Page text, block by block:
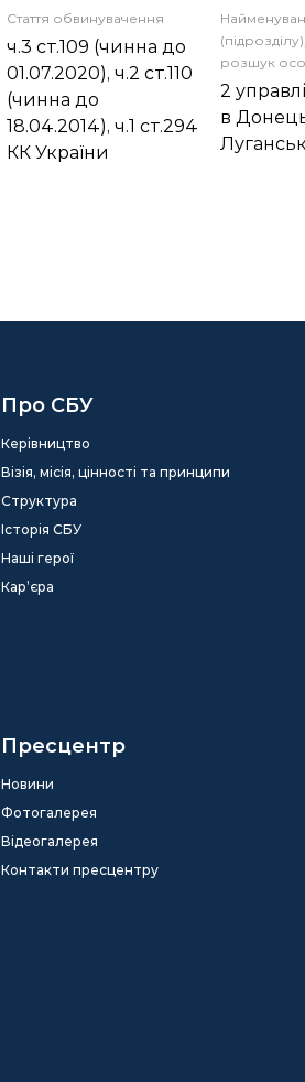
Стаття обвинувачення
ч.3 ст.109 (чинна до
01.07.2020), ч.2 ст.110
(чинна до
18.04.2014), ч.1 ст.294
КК України
розшук
2
в
Про СБУ
Керівництво
Візія, місія, цінності та принципи
Структура
Історія СБУ
Наші герої
Кар’єра
Пресцентр
Новини
Фотогалерея
Відеогалерея
Контакти пресцентру